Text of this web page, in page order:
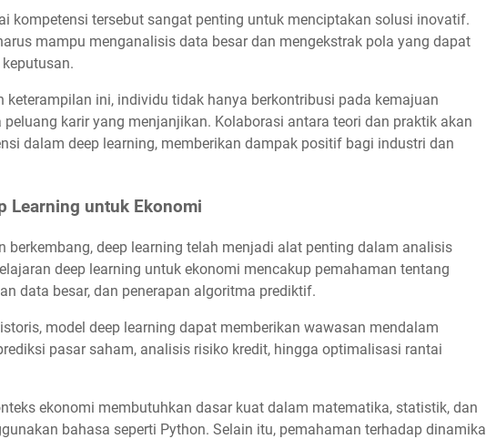
kompetensi tersebut sangat penting untuk menciptakan solusi inovatif.
mampu menganalisis data besar dan mengekstrak pola yang dapat
keterampilan ini, individu tidak hanya berkontribusi pada kemajuan
karir yang menjanjikan. Kolaborasi antara teori dan praktik akan
dalam deep learning, memberikan dampak positif bagi industri dan
Learning untuk Ekonomi
berkembang, deep learning telah menjadi alat penting dalam analisis
deep learning untuk ekonomi mencakup pemahaman tentang
data besar, dan penerapan algoritma prediktif.
model deep learning dapat memberikan wawasan mendalam
pasar saham, analisis risiko kredit, hingga optimalisasi rantai
ekonomi membutuhkan dasar kuat dalam matematika, statistik, dan
bahasa seperti Python. Selain itu, pemahaman terhadap dinamika